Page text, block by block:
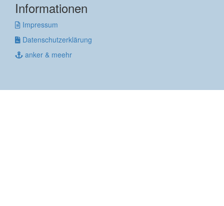
Informationen
Impressum
Datenschutzerklärung
anker & meehr